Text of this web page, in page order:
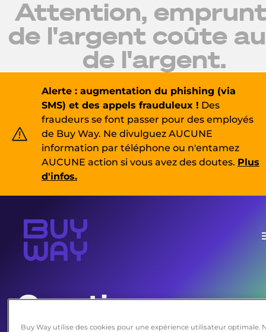
Attention,
de l'argent coûte
de l'argent.
Alerte : augmentation du phishing (via
SMS) et des appels frauduleux ! Des
fraudeurs se font passer pour des employés
de Buy Way. Ne divulguez AUCUNE
information par téléphone ou n'entamez
AUCUNE action si vous avez des doutes. Plus
d'infos.
Questions
/
Buy Way utilise des cookies pour une expérience utilisateur optimale.